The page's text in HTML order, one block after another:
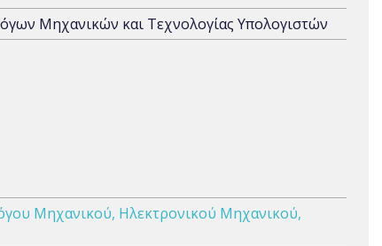
Μηχανικών και Τεχνολογίας Υπολογιστών
Μηχανικού, Ηλεκτρονικού Μηχανικού,